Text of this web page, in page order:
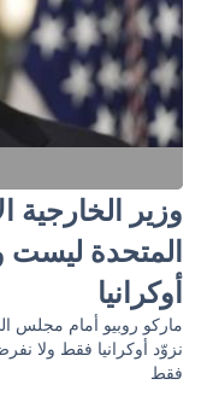
وزير الخارجية
المتحدة ليست
أوكرانيا
ماركو روبيو أمام مجلس
نزوّد أوكرانيا فقط ولا
فقط